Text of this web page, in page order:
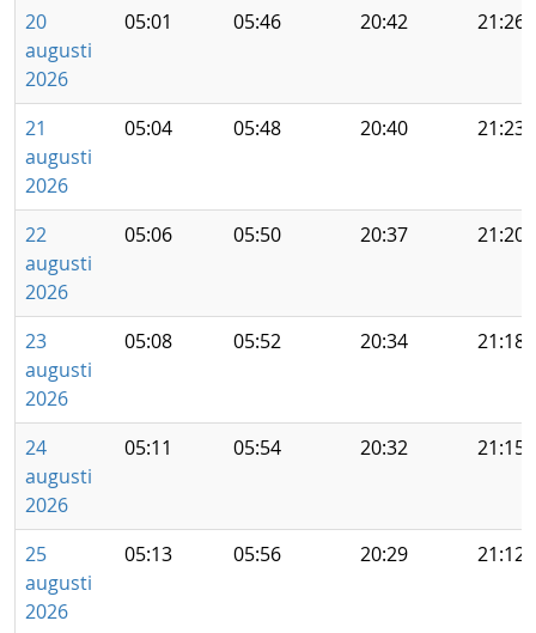
20
augusti
2026
05:01 05:46 20:42 21:26
21
augusti
2026
05:04 05:48 20:40 21:23
22
augusti
2026
05:06 05:50 20:37 21:20
23
augusti
2026
05:08 05:52 20:34 21:18
24
augusti
2026
05:11 05:54 20:32 21:15
25
augusti
2026
05:13 05:56 20:29 21:12